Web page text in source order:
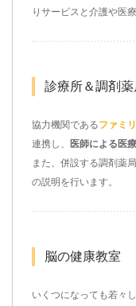
りサービスと介護や医
診療所＆調剤薬
協力機関であるファミ
連携し、 医師による医
また、併設する調剤薬
の説明を行います。
脳の健康教室
いくつになっても若々